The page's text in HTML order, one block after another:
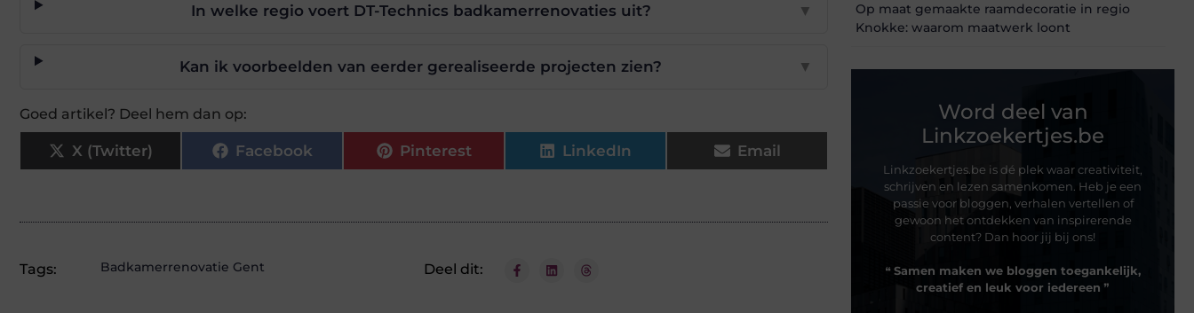
In welke regio voert DT-Technics badkamerrenovaties uit? ▼
Kan ik voorbeelden van eerder gerealiseerde projecten zien? ▼
Goed artikel? Deel hem dan op:
X (Twitter) Facebook Pinterest LinkedIn Email
Tags: Badkamerrenovatie Gent Deel dit:
Op maat gemaakte raamdecoratie in regio
Knokke: waarom maatwerk loont
Word deel van
Linkzoekertjes.be
Linkzoekertjes.be is dé plek waar creativiteit,
schrijven en lezen samenkomen. Heb je een
passie voor bloggen, verhalen vertellen of
gewoon het ontdekken van inspirerende
content? Dan hoor jij bij ons!
❝ Samen maken we bloggen toegankelijk,
creatief en leuk voor iedereen ❞